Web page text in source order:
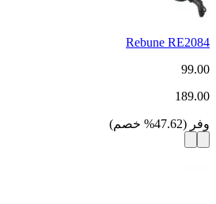
Rebune RE2084
99.00
189.00
وفر (
47.62
% خصم)